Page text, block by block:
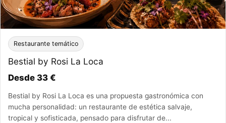
Restaurante temático
Bestial by Rosi La Loca
Desde 33 €
Bestial by Rosi La Loca es una propuesta gastronómica con
mucha personalidad: un restaurante de estética salvaje,
tropical y sofisticada, pensado para disfrutar de...